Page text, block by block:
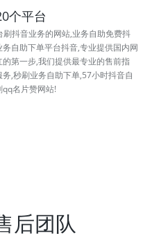
个平台
抖音业务的网站,业务自助免费抖
自助下单平台抖音,专业提供国内网
第一步,我们提供最专业的售前指
,秒刷业务自助下单,57小时抖音自
qq名片赞网站!
后团队